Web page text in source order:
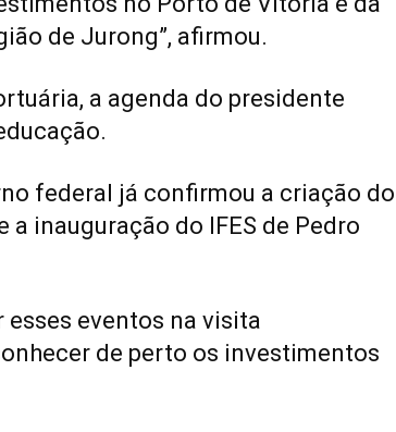
de Jurong”, afirmou.
a agenda do presidente
federal já confirmou a criação do
inauguração do IFES de Pedro
esses eventos na visita
de perto os investimentos